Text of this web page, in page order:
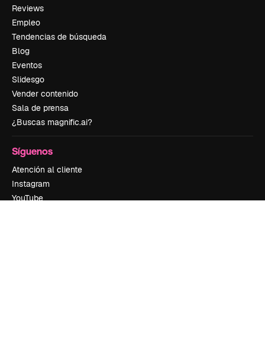
Reviews
Empleo
Tendencias de búsqueda
Blog
Eventos
Slidesgo
Vender contenido
Sala de prensa
¿Buscas magnific.ai?
Síguenos
Atención al cliente
Instagram
YouTube